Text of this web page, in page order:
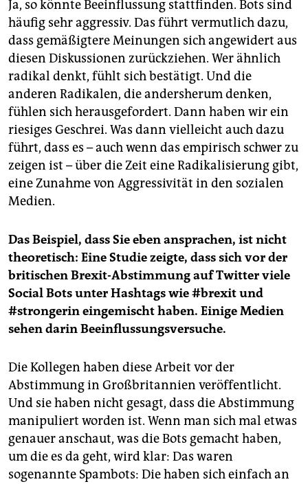
Ja, so könnte Beeinflussung stattfinden. Bots sind
häufig sehr aggressiv. Das führt vermutlich dazu,
dass gemäßigtere Meinungen sich angewidert aus
diesen Diskussionen zurückziehen. Wer ähnlich
radikal denkt, fühlt sich bestätigt. Und die
anderen Radikalen, die andersherum denken,
fühlen sich herausgefordert. Dann haben wir ein
riesiges Geschrei. Was dann vielleicht auch dazu
führt, dass es – auch wenn das empirisch schwer zu
zeigen ist – über die Zeit eine Radikalisierung gibt,
eine Zunahme von Aggressivität in den sozialen
Medien.
Das Beispiel, dass Sie eben ansprachen, ist nicht
theoretisch: Eine Studie zeigte, dass sich vor der
britischen Brexit-Abstimmung auf Twitter viele
Social Bots unter Hashtags wie #brexit und
#strongerin eingemischt haben. Einige Medien
sehen darin Beeinflussungsversuche.
Die Kollegen haben diese Arbeit vor der
Abstimmung in Großbritannien veröffentlicht.
Und sie haben nicht gesagt, dass die Abstimmung
manipuliert worden ist. Wenn man sich mal etwas
genauer anschaut, was die Bots gemacht haben,
um die es da geht, wird klar: Das waren
sogenannte Spambots: Die haben sich einfach an